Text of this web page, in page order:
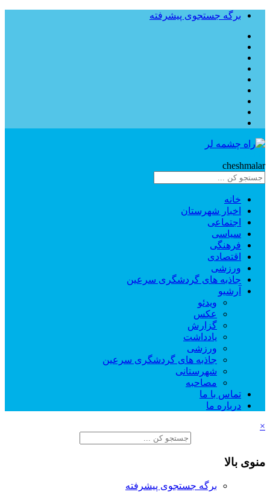
برگه جستجوی پیشرفته
cheshmalar
خانه
اخبار شهرستان
اجتماعی
سیاسی
فرهنگی
اقتصادی
ورزشی
جاذبه های گردشگری سرعین
آرشیو
ویدئو
عکس
گزارش
یادداشت
ورزشی
جاذبه های گردشگری سرعین
شهرستانی
مصاحبه
تماس با ما
درباره ما
×
منوی بالا
برگه جستجوی پیشرفته